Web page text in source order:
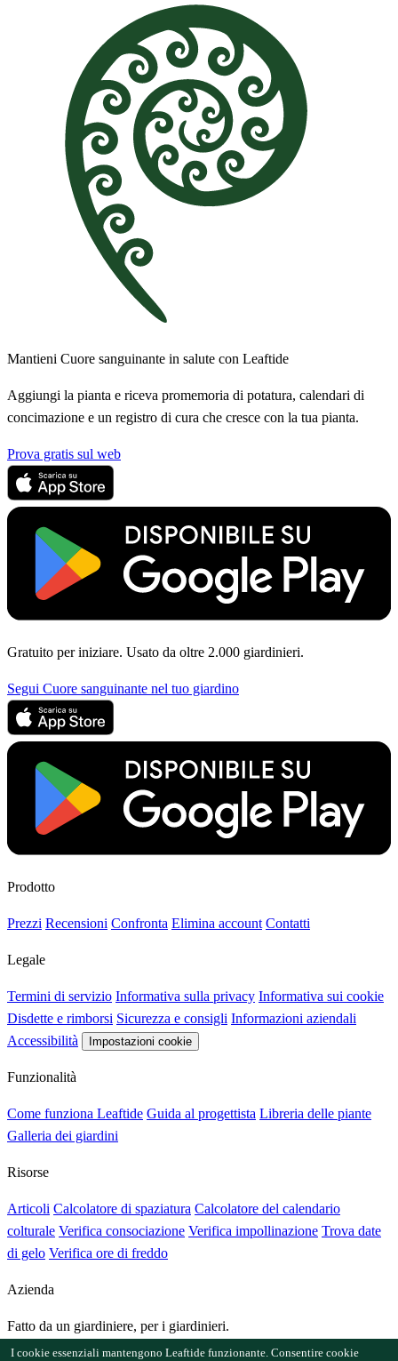
Mantieni Cuore sanguinante in salute con Leaftide
Aggiungi la pianta e riceva promemoria di potatura, calendari di
concimazione e un registro di cura che cresce con la tua pianta.
Prova gratis sul web
Gratuito per iniziare. Usato da oltre 2.000 giardinieri.
Segui Cuore sanguinante nel tuo giardino
Prodotto
Prezzi Recensioni Confronta Elimina account Contatti
Legale
Termini di servizio Informativa sulla privacy Informativa sui cookie
Disdette e rimborsi Sicurezza e consigli Informazioni aziendali
Accessibilità
Impostazioni cookie
Funzionalità
Come funziona Leaftide Guida al progettista Libreria delle piante
Galleria dei giardini
Risorse
Articoli Calcolatore di spaziatura Calcolatore del calendario
colturale Verifica consociazione Verifica impollinazione Trova date
di gelo Verifica ore di freddo
Azienda
Fatto da un giardiniere, per i giardinieri.
Creato e gestito dal Regno Unito.
I cookie essenziali mantengono Leaftide funzionante. Consentire cookie